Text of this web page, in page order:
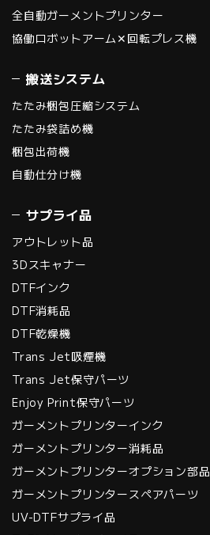
全自動ガーメントプリンター
協働ロボットアーム✕回転プレス機
搬送システム
たたみ梱包圧縮システム
たたみ袋詰め機
梱包出荷機
自動仕分け機
サプライ品
アウトレット品
3Dスキャナー
DTFインク
DTF消耗品
DTF乾燥機
Trans Jet吸煙機
Trans Jet保守パーツ
Enjoy Print保守パーツ
ガーメントプリンターインク
ガーメントプリンター消耗品
ガーメントプリンターオプション部品
ガーメントプリンタースペアパーツ
UV-DTFサプライ品